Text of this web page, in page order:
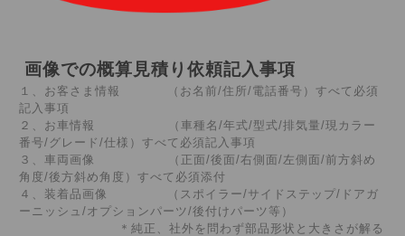
画像での概算見積り依頼記入事項
１、お客さま情報 （お名前/住所/電話番号）すべて必須
記入事項
２、お車情報 （車種名/年式/型式/排気量/現カラー
番号/グレード/仕様）すべて必須記入事項
３、車両画像 （正面/後面/右側面/左側面/前方斜め
角度/後方斜め角度）すべて必須添付
４、装着品画像 （スポイラー/サイドステップ/ドアガ
ーニッシュ/オプションパーツ/後付けパーツ等）
＊純正、社外を問わず部品形状と大きさが解る